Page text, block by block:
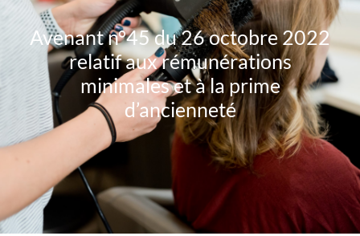
Avenant n°45 du 26 octobre 2022
relatif aux rémunérations
minimales et à la prime
d’ancienneté